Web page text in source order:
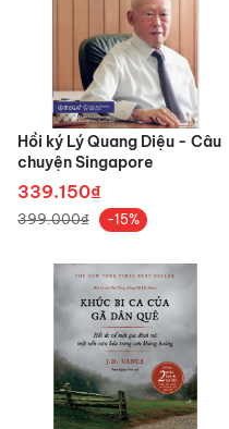
Hồi ký Lý Quang Diệu - Câu
chuyện Singapore
339.150₫
399.000₫ -15%